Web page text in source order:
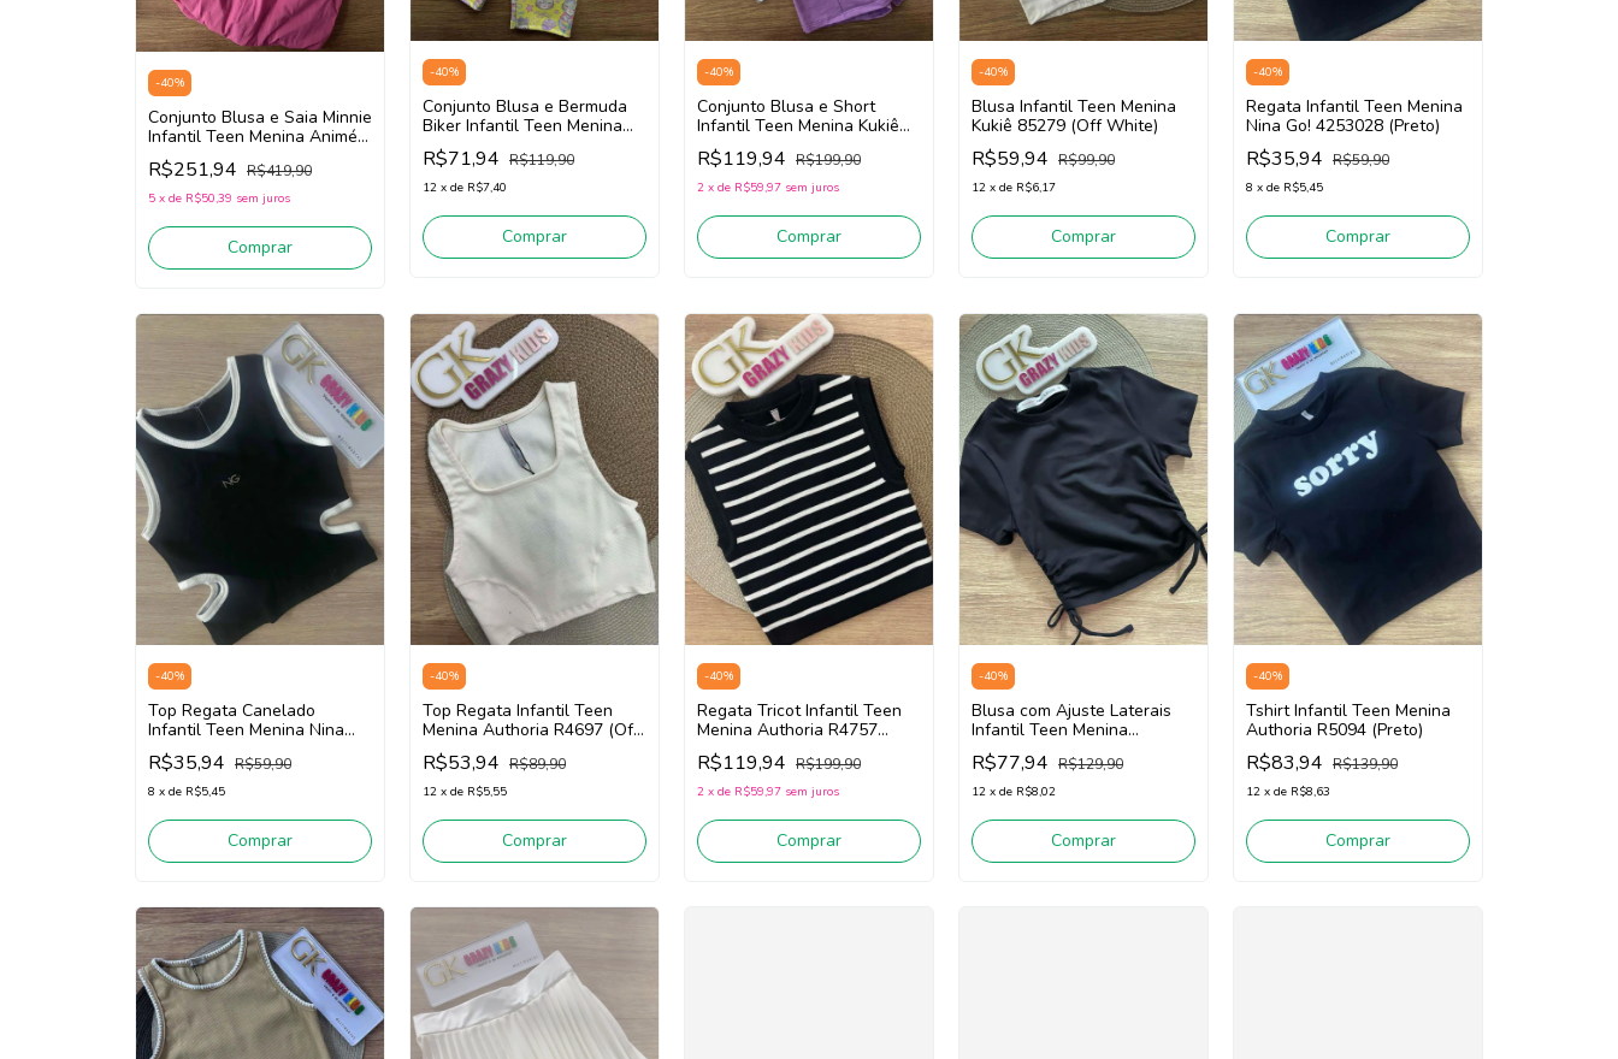
-40%
Conjunto Blusa e Saia Minnie
Infantil Teen Menina Animé
N5349 (Off White/Rosa)
R$251,94 R$419,90
5 x de R$50,39 sem juros
Comprar
-40%
Conjunto Blusa e Bermuda
Biker Infantil Teen Menina
Kukiê 83793 (Off
White/Amarelo)
R$71,94 R$119,90
12 x de R$7,40
Comprar
-40%
Conjunto Blusa e Short
Infantil Teen Menina Kukiê
84887 (Off White/Lilás)
R$119,94 R$199,90
2 x de R$59,97 sem juros
Comprar
-40%
Blusa Infantil Teen Menina
Kukiê 85279 (Off White)
R$59,94 R$99,90
12 x de R$6,17
Comprar
-40%
Regata Infantil Teen Menina
Nina Go! 4253028 (Preto)
R$35,94 R$59,90
8 x de R$5,45
Comprar
-40%
Top Regata Canelado
Infantil Teen Menina Nina
Go! 2253001 (Preto)
R$35,94 R$59,90
8 x de R$5,45
Comprar
-40%
Top Regata Infantil Teen
Menina Authoria R4697 (Off
White)
R$53,94 R$89,90
12 x de R$5,55
Comprar
-40%
Regata Tricot Infantil Teen
Menina Authoria R4757
(Preto/Off White)
R$119,94 R$199,90
2 x de R$59,97 sem juros
Comprar
-40%
Blusa com Ajuste Laterais
Infantil Teen Menina
Authoria R4465 (Preto)
R$77,94 R$129,90
12 x de R$8,02
Comprar
-40%
Tshirt Infantil Teen Menina
Authoria R5094 (Preto)
R$83,94 R$139,90
12 x de R$8,63
Comprar